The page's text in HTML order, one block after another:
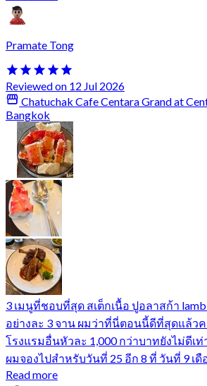
Pramate Tong
Reviewed on 12 Jul 2026
Chatuchak Cafe Centara Grand at
Bangkok
3 เมนูที่ชอบที่สุด สเต็กเนื้อ ปูอลาสก้า
อย่างละ 3 จาน ผมว่าที่นี่ตอนนี้ดีที่สุดแล้ว
โรงแรมอื่นหัวละ 1,000 กว่าบาทยังไม่ดีเ
ผมจองไปสำหรับวันที่ 25 อีก 8 ที่ วันที่ 9 เดือ
Read more